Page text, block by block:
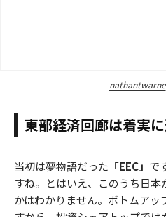
nathantwarne
東部経済回廊は着実
当初は夢物語だった 「EEC」 で
すね。とはいえ、このうち日
かはわかりません。ボトムア